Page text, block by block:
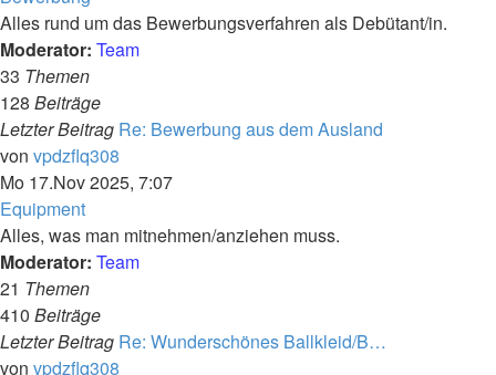
Alles rund um das Bewerbungsverfahren als Debütant/in.
Moderator: Team
33 Themen
128 Beiträge
Letzter Beitrag Re: Bewerbung aus dem Ausland
von vpdzflq308
Beitrag
Mo 17.Nov 2025, 7:07
Equipment
Alles, was man mitnehmen/anziehen muss.
Moderator: Team
21 Themen
410 Beiträge
Letzter Beitrag Re: Wunderschönes Ballkleid/B…
von vpdzflq308